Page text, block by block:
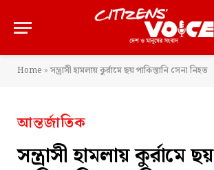
Home » সন্ত্রাসী হামলায় কুর্রামে ছয় পাকিস্তানি সেনা নিহত
আন্তর্জাতিক
সন্ত্রাসী হামলায় কুর্রামে ছয়